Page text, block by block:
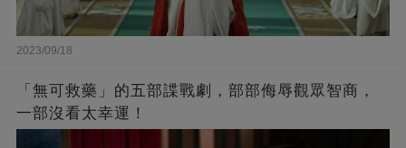
2023/09/18
「無可救藥」的五部諜戰劇，部部侮辱觀眾智商，
一部沒看太幸運！